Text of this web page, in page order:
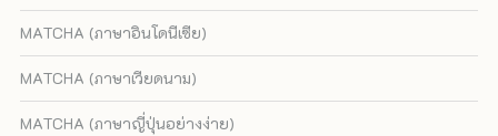
MATCHA (ภาษาอินโดนีเซีย)
MATCHA (ภาษาเวียดนาม)
MATCHA (ภาษาญี่ปุ่นอย่างง่าย)